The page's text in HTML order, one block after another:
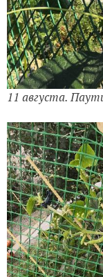
11 августа.